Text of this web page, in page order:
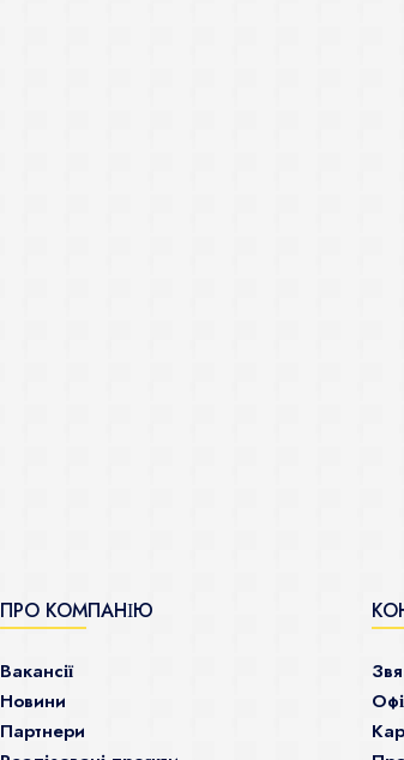
ПРО КОМПАНІЮ
Ваканcії
Новини
Партнери